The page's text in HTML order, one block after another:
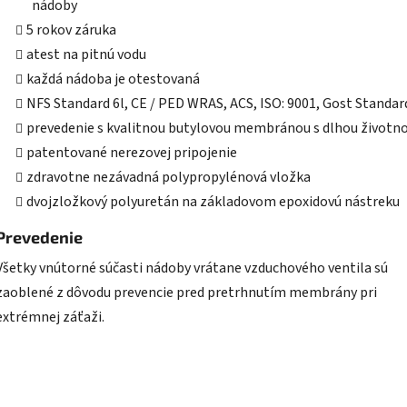
nádoby
5 rokov záruka
atest na pitnú vodu
každá nádoba je otestovaná
NFS Standard 6l, CE / PED WRAS, ACS, ISO: 9001, Gost
prevedenie s kvalitnou butylovou membránou s dlhou
patentované nerezovej pripojenie
zdravotne nezávadná polypropylénová vložka
dvojzložkový polyuretán na základovom epoxidovú nástreku
vnútorné súčasti nádoby vrátane vzduchového ventila sú
z dôvodu prevencie pred pretrhnutím membrány pri
záťaži.